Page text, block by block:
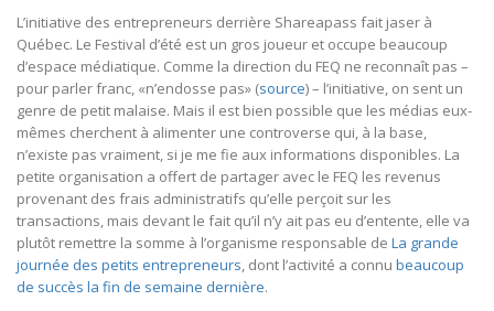
L’initiative des entrepreneurs derrière Shareapass fait jaser à
Québec. Le Festival d’été est un gros joueur et occupe beaucoup
d’espace médiatique. Comme la direction du FEQ ne reconnaît pas –
pour parler franc, «n’endosse pas» (source) – l’initiative, on sent un
genre de petit malaise. Mais il est bien possible que les médias eux-
mêmes cherchent à alimenter une controverse qui, à la base,
n’existe pas vraiment, si je me fie aux informations disponibles. La
petite organisation a offert de partager avec le FEQ les revenus
provenant des frais administratifs qu’elle perçoit sur les
transactions, mais devant le fait qu’il n’y ait pas eu d’entente, elle va
plutôt remettre la somme à l’organisme responsable de La grande
journée des petits entrepreneurs, dont l’activité a connu beaucoup
de succès la fin de semaine dernière.